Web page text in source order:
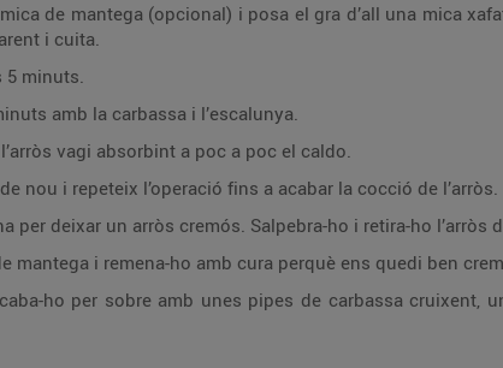
de mantega (opcional) i posa el gra d’all una mica
i cuita.
5 minuts.
amb la carbassa i l’escalunya.
vagi absorbint a poc a poc el caldo.
nou i repeteix l’operació fins a acabar la cocció de l’arròs.
per deixar un arròs cremós. Salpebra-ho i retira-ho
mantega i remena-ho amb cura perquè ens quedi ben
ho per sobre amb unes pipes de carbassa cruixent,